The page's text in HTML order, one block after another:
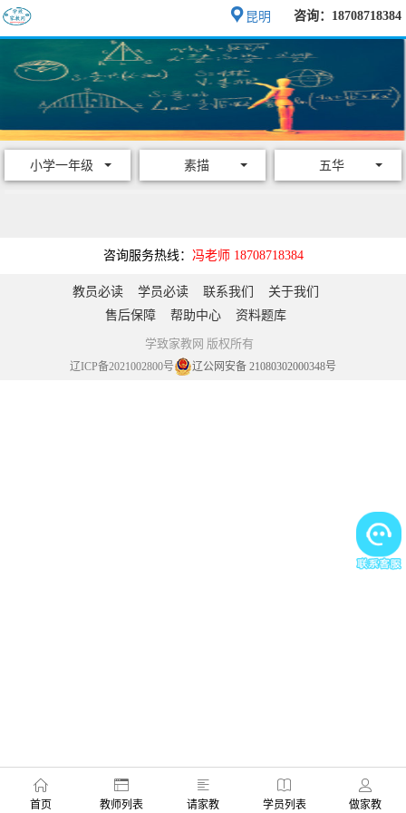
咨询：18708718384
昆明
小学一年级 素描 五华
咨询服务热线： 冯老师 18708718384
教员必读 学员必读 联系我们
关于我们
售后保障
帮助中心 资料题库
学致家教网 版权所有
辽ICP备2021002800号 辽公网安备 21080302000348号
首页 教师列表 请家教 学员列表 做家教